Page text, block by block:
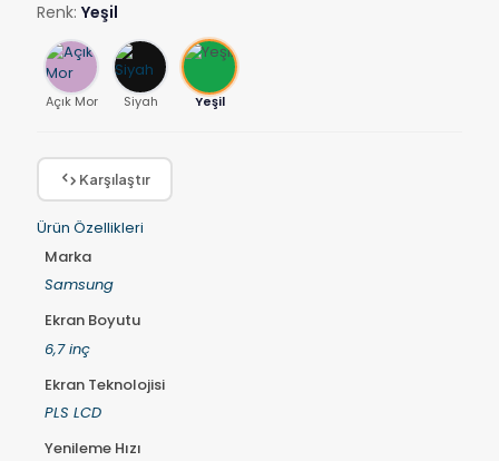
Renk: Yeşil
Açık Mor Siyah Yeşil
Karşılaştır
Ürün Özellikleri
Marka
Samsung
Ekran Boyutu
6,7 inç
Ekran Teknolojisi
PLS LCD
Yenileme Hızı